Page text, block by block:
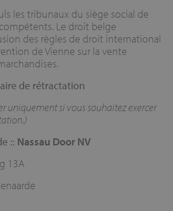
les tribunaux du siège social de
Le droit belge
des règles de droit international
de Vienne sur la vente
de rétractation
uniquement si vous souhaitez exercer
:: Nassau Door NV
13A